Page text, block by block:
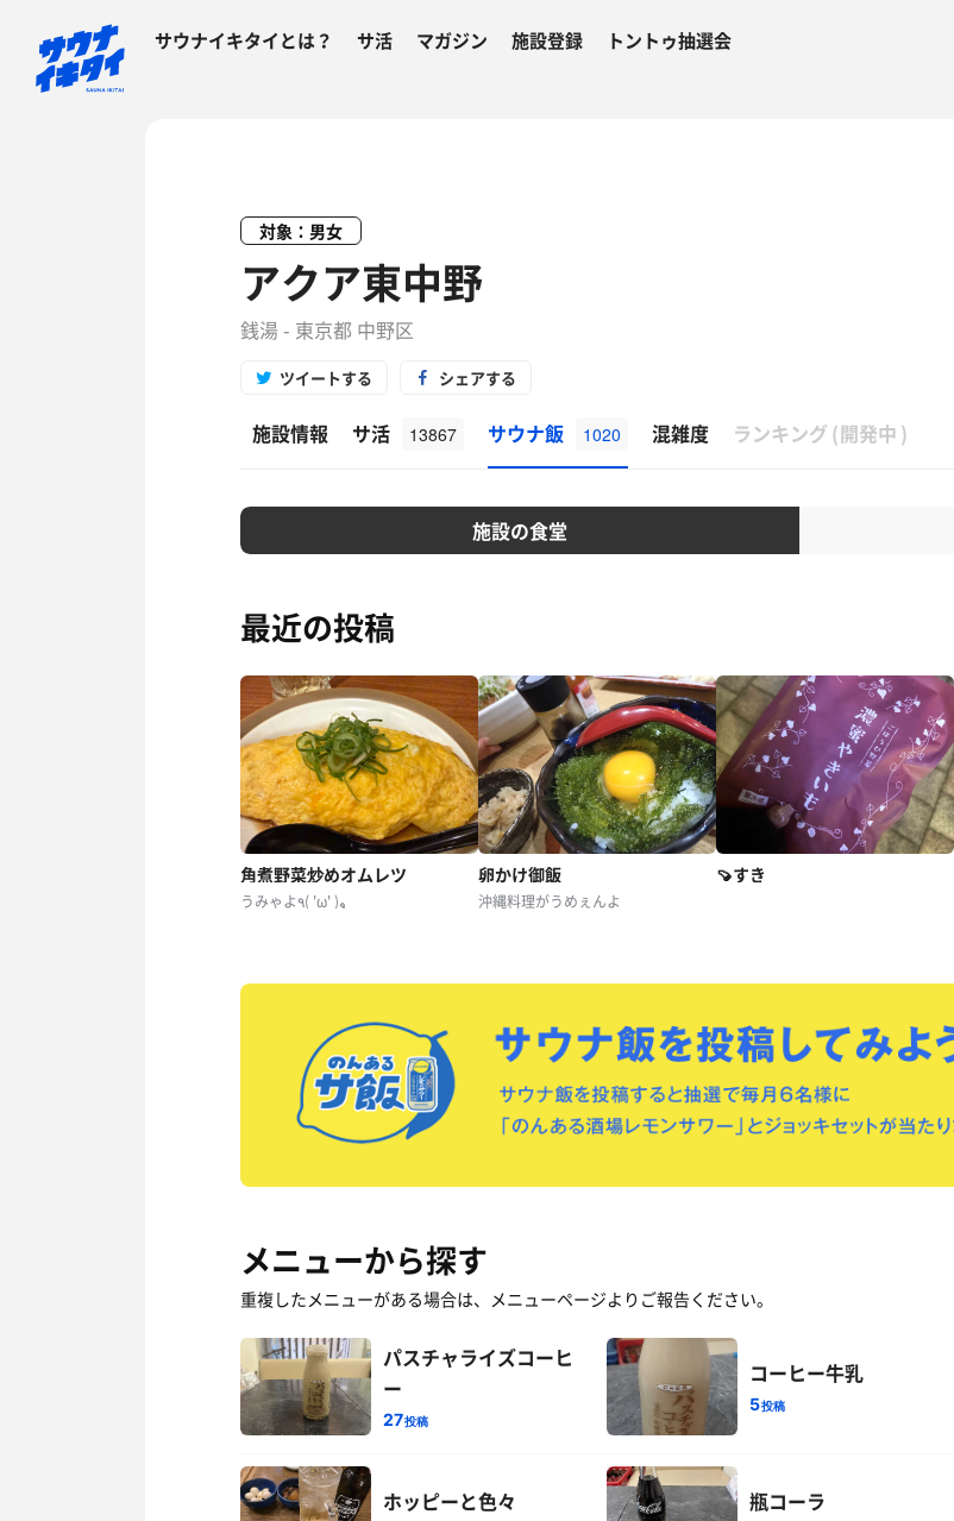
サウナイキタイとは？ サ活 マガジン 施設登録 トントゥ抽選会
対象：男女
アクア東中野
銭湯 - 東京都 中野区
ツイートする シェアする
施設情報 サ活 13867 サウナ飯 1020 混雑度 ランキング (開発中 )
施設の食堂
最近の投稿
角煮野菜炒めオムレツ
うみゃよ٩( 'ω' )و
卵かけ御飯
沖縄料理がうめぇんよ
🍠すき
メニューから探す
重複したメニューがある場合は、メニューページよりご報告ください。
パスチャライズコーヒ
ー
27投稿
コーヒー牛乳
5投稿
ホッピーと色々 瓶コーラ